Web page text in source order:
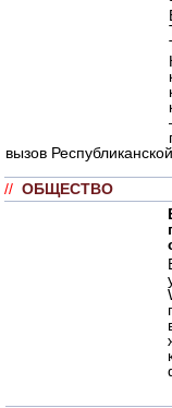
вызов
// ОБЩЕСТВО